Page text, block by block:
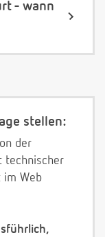
- wann
stellen:
der
technischer
Web